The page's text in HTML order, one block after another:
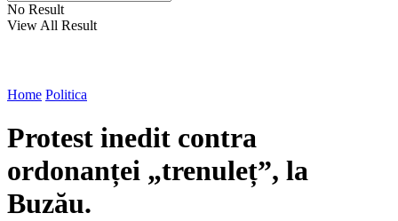
No Result
View All Result
Home Politica
Protest inedit contra
ordonanței „trenuleț”, la
Buzău.